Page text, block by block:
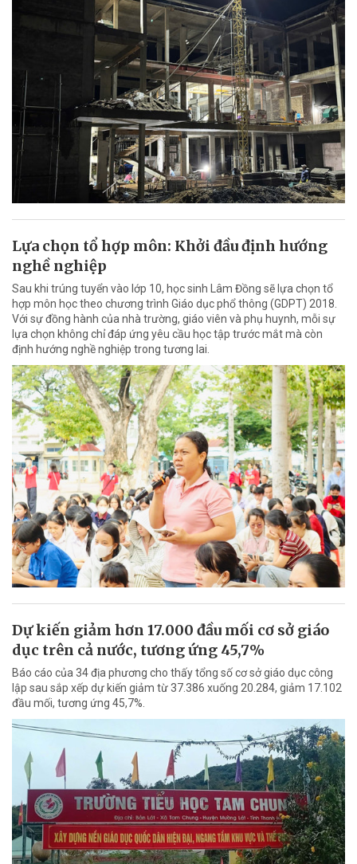
Lựa chọn tổ hợp môn: Khởi đầu định hướng
nghề nghiệp
Sau khi trúng tuyển vào lớp 10, học sinh Lâm Đồng sẽ lựa chọn tổ
hợp môn học theo chương trình Giáo dục phổ thông (GDPT) 2018.
Với sự đồng hành của nhà trường, giáo viên và phụ huynh, mỗi sự
lựa chọn không chỉ đáp ứng yêu cầu học tập trước mắt mà còn
định hướng nghề nghiệp trong tương lai.
Dự kiến giảm hơn 17.000 đầu mối cơ sở giáo
dục trên cả nước, tương ứng 45,7%
Báo cáo của 34 địa phương cho thấy tổng số cơ sở giáo dục công
lập sau sắp xếp dự kiến giảm từ 37.386 xuống 20.284, giảm 17.102
đầu mối, tương ứng 45,7%.